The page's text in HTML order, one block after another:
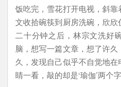
饭吃完，雪花打开电视，斜
文收拾碗筷到厨房洗碗，欣欣
二十分钟之后，林宗文洗好
脑，想写一篇文章，想了许
久，发现自己似乎不自觉地
睛一看，敲的却是‘瑜伽’两个字